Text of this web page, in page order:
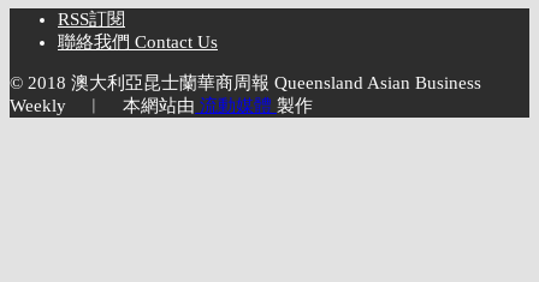
RSS訂閱
聯絡我們 Contact Us
© 2018 澳大利亞昆士蘭華商周報 Queensland Asian Business
Weekly ︱ 本網站由 流動媒體 製作